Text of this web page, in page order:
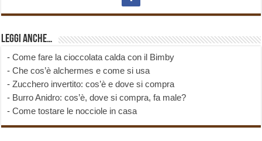
Leggi anche…
-Come fare la cioccolata calda con il Bimby
-Che cos’è alchermes e come si usa
-Zucchero invertito: cos’è e dove si compra
- Burro Anidro: cos’è, dove si compra, fa male?
-Come tostare le nocciole in casa